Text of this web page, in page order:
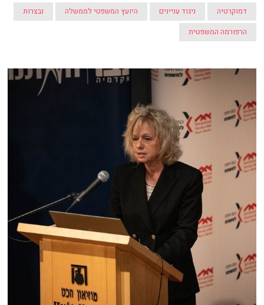
דמוקרטיה ניגוד עניינים היועץ המשפטי לממשלה
נבצרות
הרפורמה המשפטית